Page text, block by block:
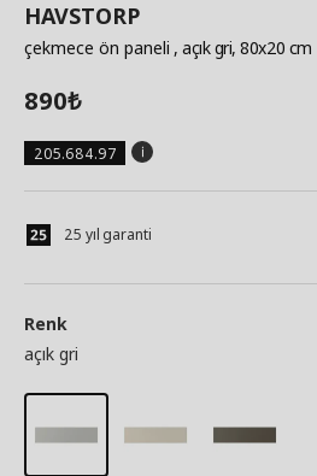
HAVSTORP
çekmece ön paneli , açık gri, 80x20 cm
890₺
205.684.97
25 yıl garanti
Renk
açık gri